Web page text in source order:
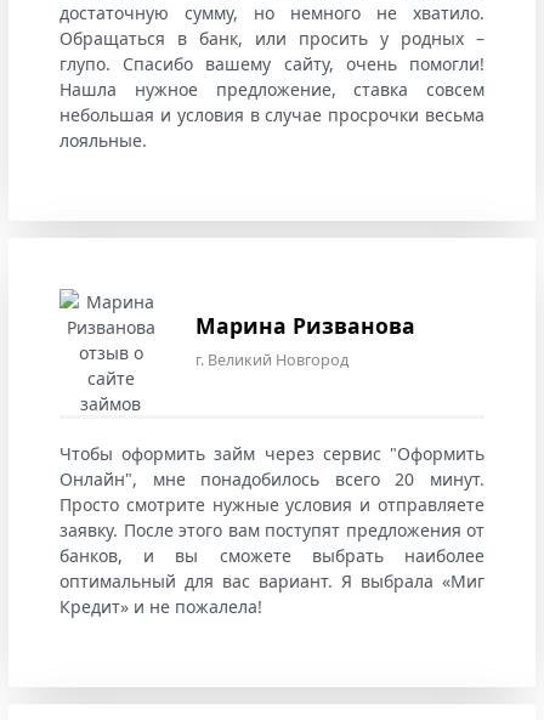
достаточную сумму, но немного не хватило.
Обращаться в банк, или просить у родных –
глупо. Спасибо вашему сайту, очень помогли!
Нашла нужное предложение, ставка совсем
небольшая и условия в случае просрочки весьма
лояльные.
Марина Ризванова
г. Великий Новгород
Чтобы оформить займ через сервис "Оформить
Онлайн", мне понадобилось всего 20 минут.
Просто смотрите нужные условия и отправляете
заявку. После этого вам поступят предложения от
банков, и вы сможете выбрать наиболее
оптимальный для вас вариант. Я выбрала «Миг
Кредит» и не пожалела!